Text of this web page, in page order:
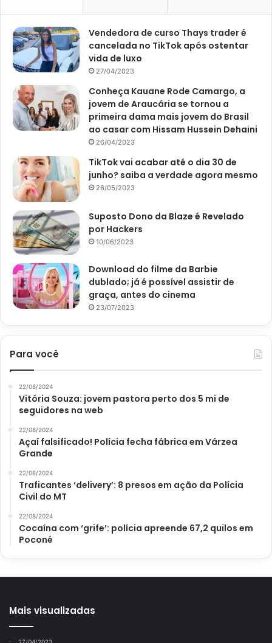
20 minutos, dependendo do forno, mas se tiver dúvidas,
após esse período, faça o teste do palito ou do garfo para
verificar se já está assado.
Avalie este post post
bolo café da manhã
Vendedora de curso Thays trader é
cancelada no TikTok após ostentar
vida de luxo
27/04/2023
Conheça Kauane Rode Camargo, a
jovem de Araucária se tornou a
primeira dama mais jovem do Brasil
ao casar com Hissam Hussein Dehaini
26/04/2023
TikTok vai acabar até o dia 30 de
junho? saiba a verdade agora mesmo
26/05/2023
Suposto Dono da Blaze é Revelado
por Hackers
10/06/2023
Download do filme da Barbie
dublado; já é possível assistir de
graça, antes do cinema
23/07/2023
Para você
22/08/2024
Vitória Souza: jovem pastora perto dos 5 mi de
seguidores na web
22/08/2024
Açaí falsificado! Polícia fecha fábrica em Várzea
Grande
22/08/2024
Traficantes ‘delivery’: 8 presos em ação da Polícia
Civil do MT
22/08/2024
Cocaína com ‘grife’: polícia apreende 67,2 quilos em
Poconé
Mais visualizadas